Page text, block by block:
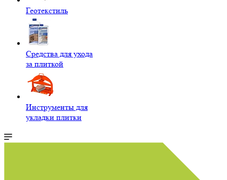
Геотекстиль
Средства для ухода
за плиткой
Инструменты для
укладки плитки